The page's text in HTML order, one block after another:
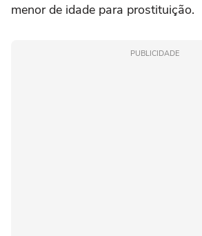
menor de idade para prostituição.
PUBLICIDADE